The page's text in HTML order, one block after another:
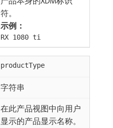
符。
示例：
RX 1080 ti
productType
字符串
在此产品视图中向用户
显示的产品显示名称。